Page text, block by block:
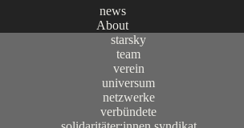
news
About
starsky
team
verein
universum
netzwerke
verbündete
und
::
und Metamorphosen :: ein diskursives Projekt